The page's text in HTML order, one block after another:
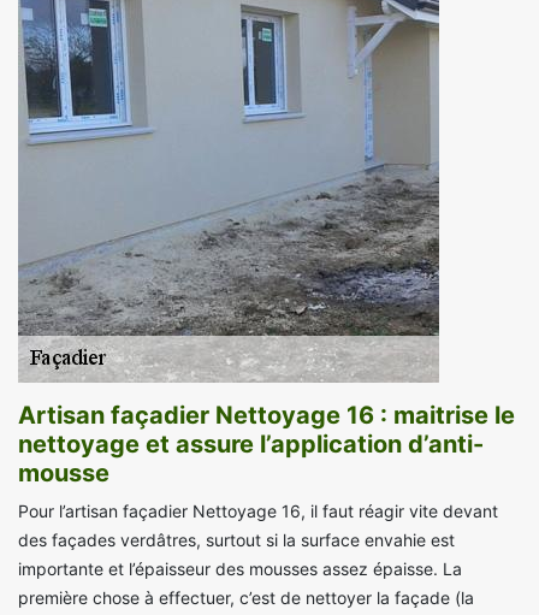
Artisan façadier Nettoyage 16 : maitrise le
nettoyage et assure l’application d’anti-
mousse
Pour l’artisan façadier Nettoyage 16, il faut réagir vite devant
des façades verdâtres, surtout si la surface envahie est
importante et l’épaisseur des mousses assez épaisse. La
première chose à effectuer, c’est de nettoyer la façade (la